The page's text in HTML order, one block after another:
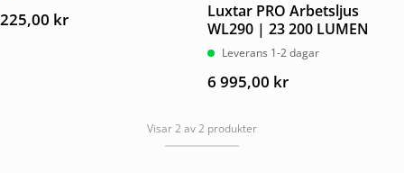
225,00 kr
Luxtar PRO Arbetsljus
WL290 | 23 200 LUMEN
Leverans 1-2 dagar
6 995,00 kr
Visar 2 av 2 produkter